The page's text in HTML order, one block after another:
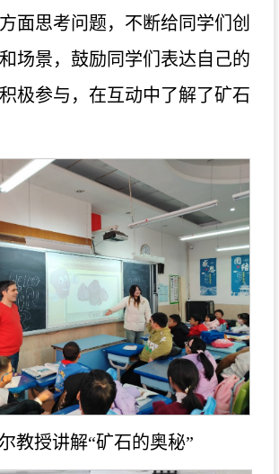
面思考问题，不断给同学们创
场景，鼓励同学们表达自己的
极参与，在互动中了解了矿石
教授讲解“矿石的奥秘”